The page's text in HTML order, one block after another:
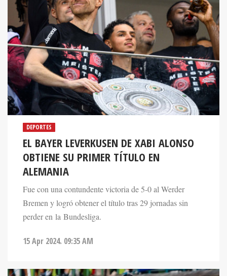
DEPORTES
EL BAYER LEVERKUSEN DE XABI ALONSO
OBTIENE SU PRIMER TÍTULO EN
ALEMANIA
Fue con una contundente victoria de 5-0 al Werder
Bremen y logró obtener el título tras 29 jornadas sin
perder en la Bundesliga.
15 Apr 2024. 09:35 AM